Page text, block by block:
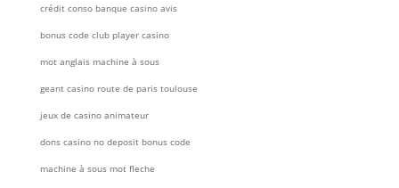
crédit conso banque casino avis
bonus code club player casino
mot anglais machine à sous
geant casino route de paris toulouse
jeux de casino animateur
dons casino no deposit bonus code
machine à sous mot fleche